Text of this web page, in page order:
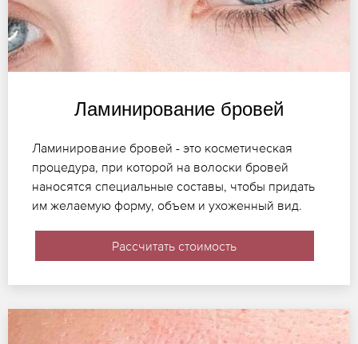
Ламинирование бровей
Ламинирование бровей - это косметическая
процедура, при которой на волоски бровей
наносятся специальные составы, чтобы придать
им желаемую форму, объем и ухоженный вид.
Рассчитать стоимость